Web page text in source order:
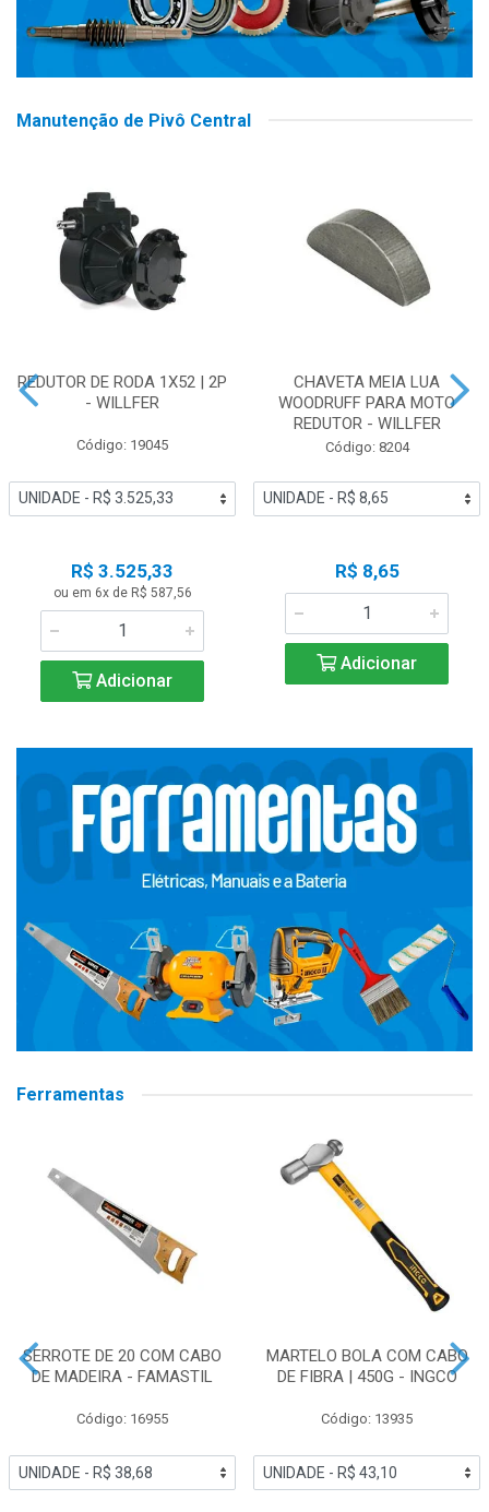
Manutenção de Pivô Central
REDUTOR DE RODA 1X52 | 2P
- WILLFER
Código: 19045
R$ 3.525,33
ou em 6x de R$ 587,56
Adicionar
CHAVETA MEIA LUA
WOODRUFF PARA MOTO
REDUTOR - WILLFER
Código: 8204
R$ 8,65
Adicionar
Ferramentas
SERROTE DE 20 COM CABO
DE MADEIRA - FAMASTIL
Código: 16955
MARTELO BOLA COM CABO
DE FIBRA | 450G - INGCO
Código: 13935